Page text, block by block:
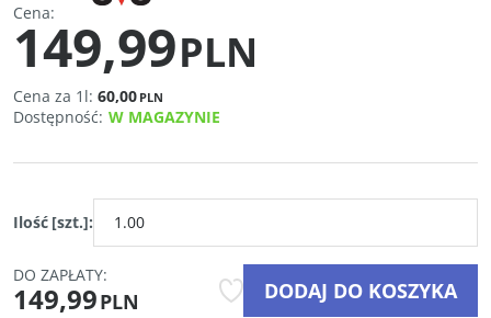
Cena:
149,99PLN
Cena za 1l: 60,00 PLN
Dostępność: W MAGAZYNIE
Ilość [szt.]:
DO ZAPŁATY:
149,99PLN DODAJ DO KOSZYKA